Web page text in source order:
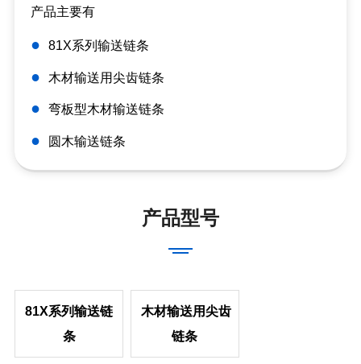
产品主要有
● 81X系列输送链条
● 木材输送用尖齿链条
● 弯板型木材输送链条
● 圆木输送链条
产品型号
81X系列输送链
条
木材输送用尖齿
链条